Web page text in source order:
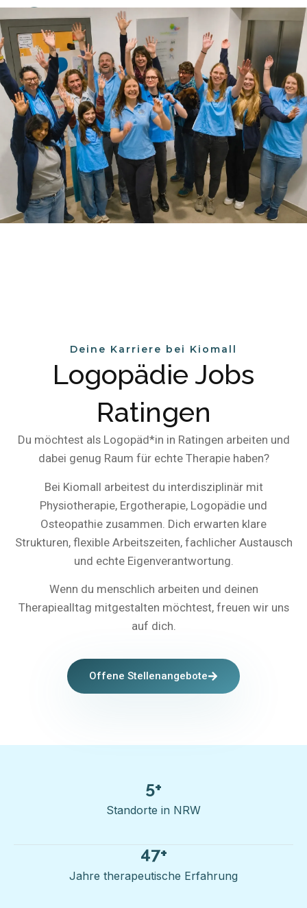
Deine Karriere bei Kiomall
Logopädie Jobs
Ratingen
Du möchtest als Logopäd*in in Ratingen arbeiten und
dabei genug Raum für echte Therapie haben?
Bei Kiomall arbeitest du interdisziplinär mit
Physiotherapie, Ergotherapie, Logopädie und
Osteopathie zusammen. Dich erwarten klare
Strukturen, flexible Arbeitszeiten, fachlicher Austausch
und echte Eigenverantwortung.
Wenn du menschlich arbeiten und deinen
Therapiealltag mitgestalten möchtest, freuen wir uns
auf dich.
Offene Stellenangebote
Jahre therapeutische Erfahrung
47+
Standorte in NRW
5+